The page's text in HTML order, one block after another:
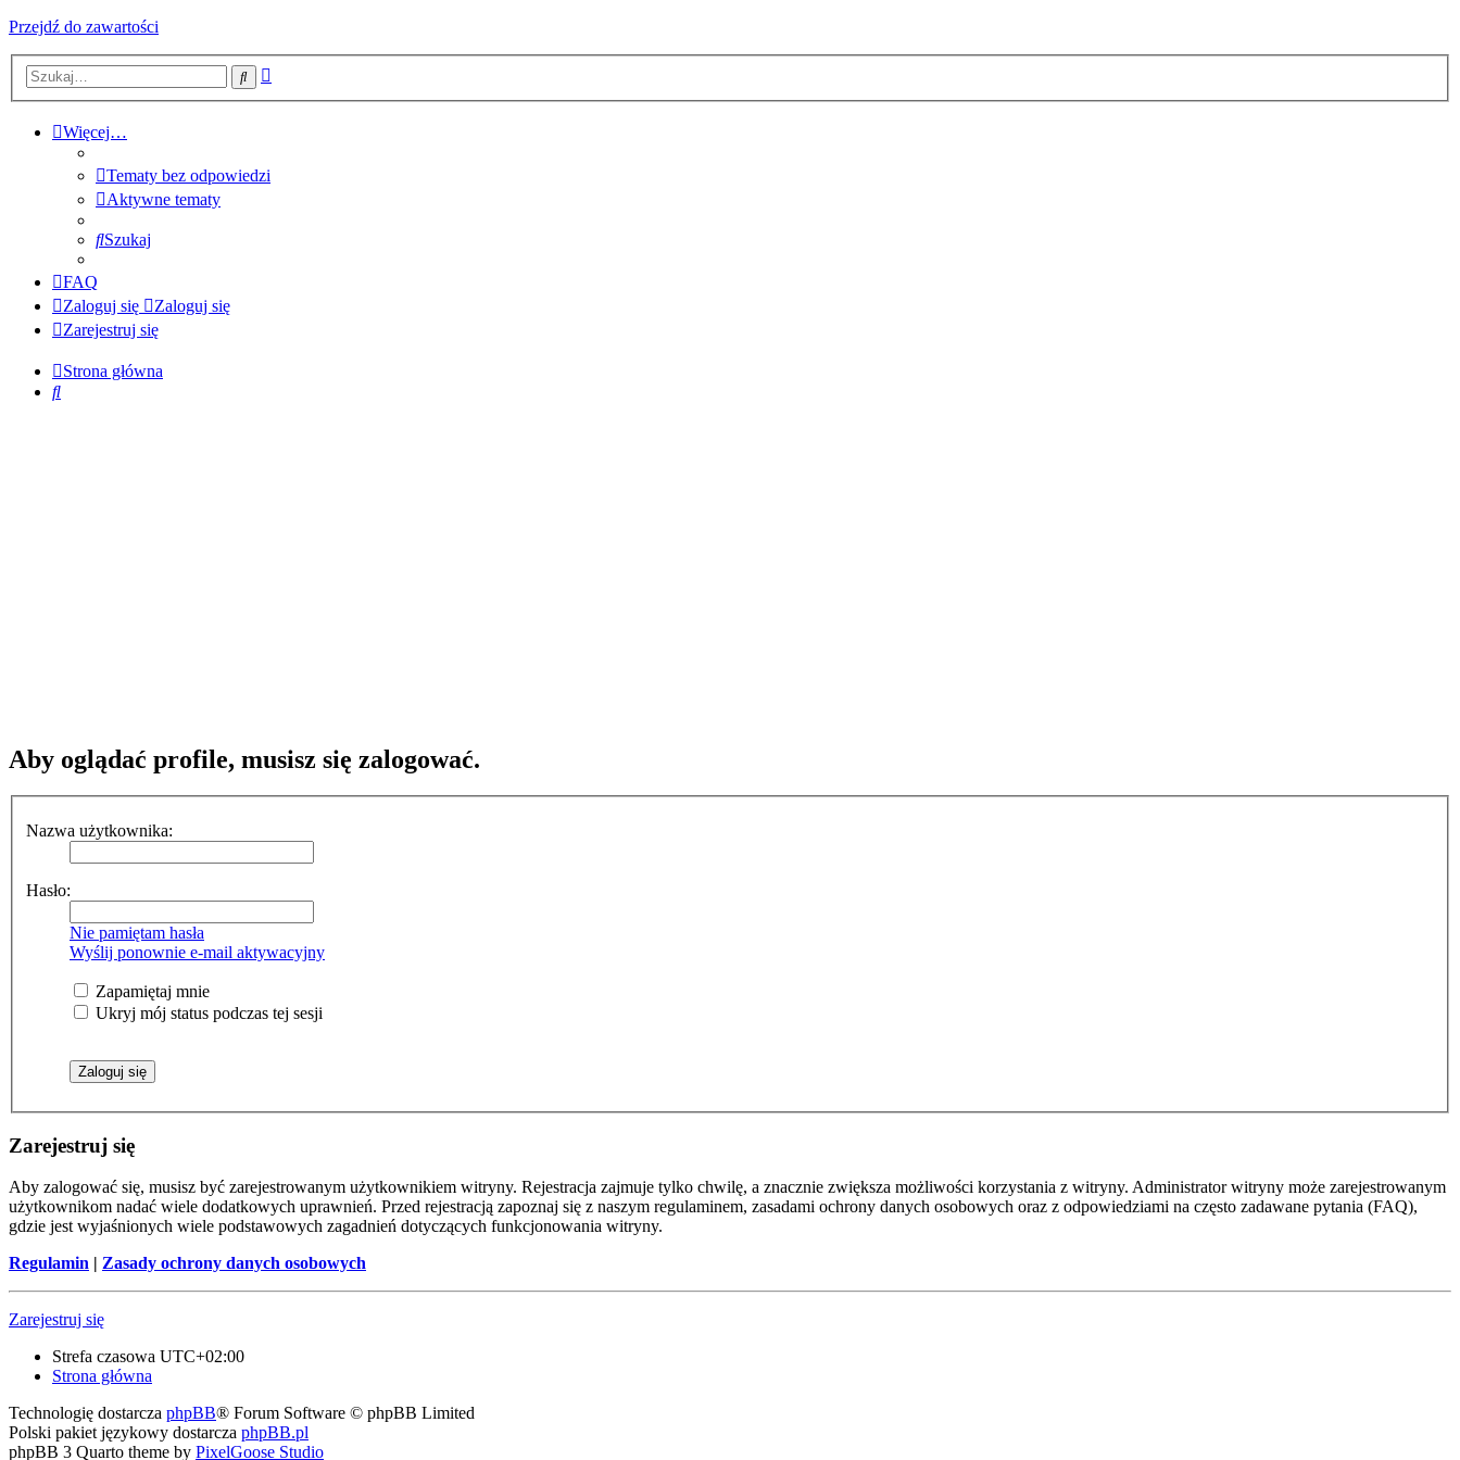
Przejdź do zawartości
Szukaj
Więcej…
Tematy bez odpowiedzi
Aktywne tematy
Szukaj
FAQ
Zaloguj się
Zaloguj się
Zarejestruj się
Strona główna
Szukaj
Aby oglądać profile, musisz się zalogować.
Nazwa użytkownika:
Hasło:
Nie pamiętam hasła
Wyślij ponownie e-mail aktywacyjny
Zapamiętaj mnie
Ukryj mój status podczas tej sesji
Zarejestruj się
Aby zalogować się, musisz być zarejestrowanym użytkownikiem witryny. Rejestracja zajmuje tylko chwilę, a znacznie zwiększa możliwości korzystania z witryny. Administrator witryny może zarejestrowanym
użytkownikom nadać wiele dodatkowych uprawnień. Przed rejestracją zapoznaj się z naszym regulaminem, zasadami ochrony danych osobowych oraz z odpowiedziami na często zadawane pytania (FAQ),
gdzie jest wyjaśnionych wiele podstawowych zagadnień dotyczących funkcjonowania witryny.
Regulamin | Zasady ochrony danych osobowych
Zarejestruj się
Strefa czasowa UTC+02:00
Strona główna
Technologię dostarcza phpBB® Forum Software © phpBB Limited
Polski pakiet językowy dostarcza phpBB.pl
phpBB 3 Quarto theme by PixelGoose Studio